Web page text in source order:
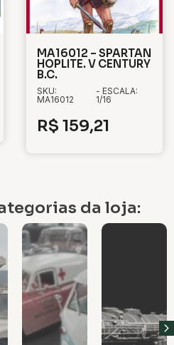
MA16012 – SPARTAN
HOPLITE. V CENTURY
B.C.
SKU:
MA16012
- ESCALA:
1/16
R$ 159,21
da loja: